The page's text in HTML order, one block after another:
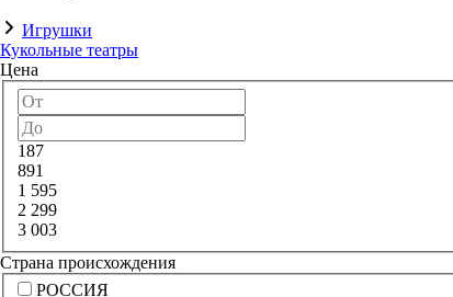
Игрушки
Кукольные театры
Цена
187
891
1 595
2 299
3 003
Страна происхождения
РОССИЯ